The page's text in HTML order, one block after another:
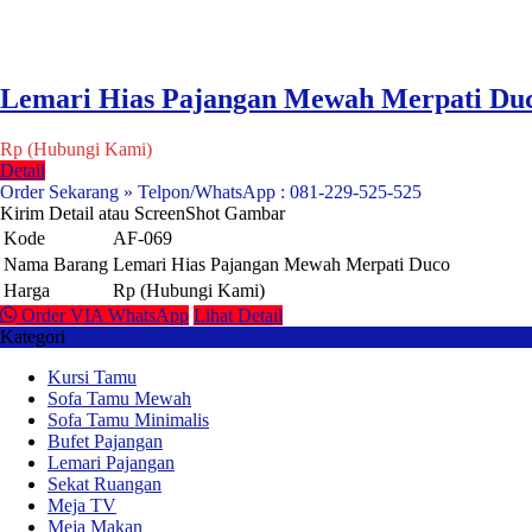
Lemari Hias Pajangan Mewah Merpati
Rp (Hubungi Kami)
Detail
Order Sekarang » Telpon/WhatsApp : 081-229-525-525
Kirim Detail atau ScreenShot Gambar
Kode
AF-069
Nama Barang Lemari Hias Pajangan Mewah Merpati Duco
Harga
Rp (Hubungi Kami)
Order VIA WhatsApp Lihat Detail
Kategori
Kursi Tamu
Sofa Tamu Mewah
Sofa Tamu Minimalis
Bufet Pajangan
Lemari Pajangan
Sekat Ruangan
Meja TV
Meja Makan